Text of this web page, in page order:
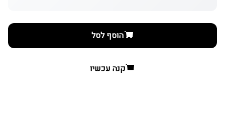
הוסף לסל
קנה עכשיו